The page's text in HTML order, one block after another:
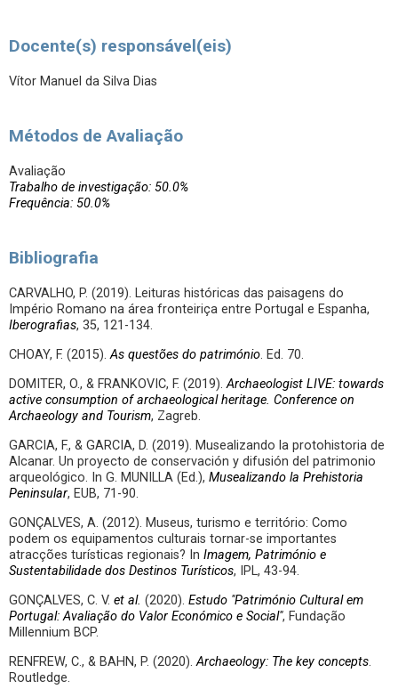
Docente(s) responsável(eis)
Vítor Manuel da Silva Dias
Métodos de Avaliação
Avaliação
Trabalho de investigação: 50.0%
Frequência: 50.0%
Bibliografia
CARVALHO, P. (2019). Leituras históricas das paisagens do
Império Romano na área fronteiriça entre Portugal e Espanha,
Iberografias, 35, 121-134.
CHOAY, F. (2015).As questões do património. Ed. 70.
DOMITER, O., & FRANKOVIC, F. (2019).Archaeologist LIVE: towards
active consumption of archaeological heritage. Conference on
Archaeology and Tourism, Zagreb.
GARCIA, F., & GARCIA, D. (2019). Musealizando la protohistoria de
Alcanar. Un proyecto de conservación y difusión del patrimonio
arqueológico. In G. MUNILLA (Ed.), Musealizando la Prehistoria
Peninsular, EUB, 71-90.
GONÇALVES, A. (2012). Museus, turismo e território: Como
podem os equipamentos culturais tornar-se importantes
atracções turísticas regionais? In Imagem, Património e
Sustentabilidade dos Destinos Turísticos, IPL, 43-94.
GONÇALVES, C. V. et al. (2020). Estudo "Património Cultural em
Portugal: Avaliação do Valor Económico e Social", Fundação
Millennium BCP.
RENFREW, C., & BAHN, P. (2020).Archaeology: The key concepts.
Routledge.